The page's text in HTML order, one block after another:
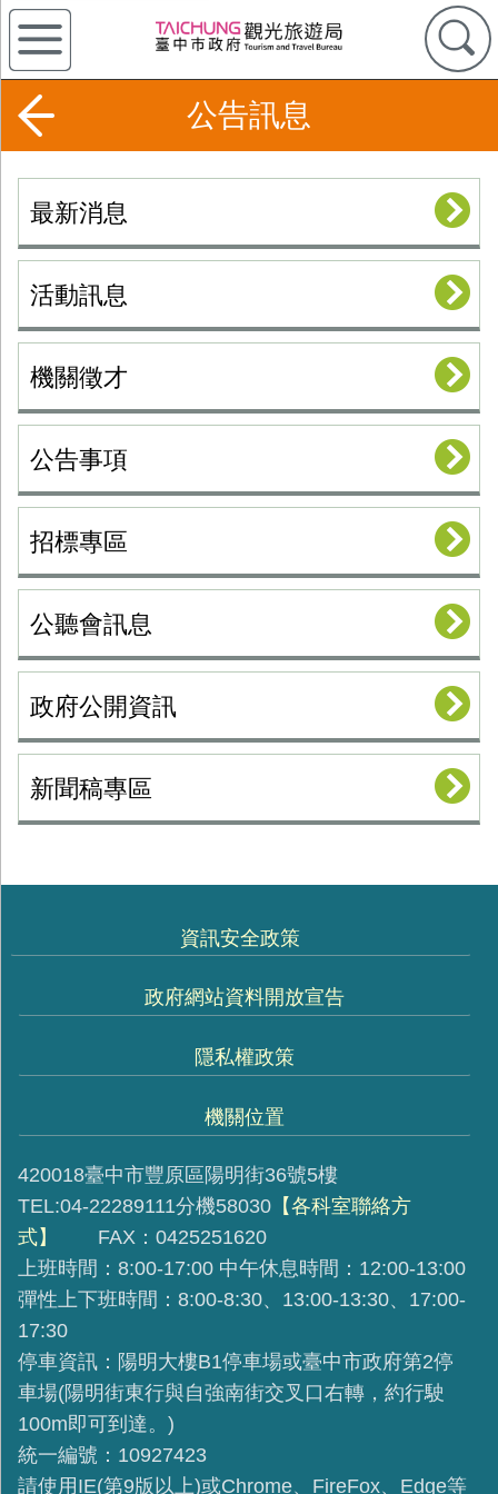
公告訊息
最新消息
活動訊息
機關徵才
公告事項
招標專區
公聽會訊息
政府公開資訊
新聞稿專區
資訊安全政策
政府網站資料開放宣告
隱私權政策
機關位置
420018臺中市豐原區陽明街36號5樓
TEL:04-22289111分機58030 【各科室聯絡方
式】
FAX：0425251620
上班時間：8:00-17:00 中午休息時間：12:00-13:00
彈性上下班時間：8:00-8:30、13:00-13:30、17:00-
17:30
停車資訊：陽明大樓B1停車場或臺中市政府第2停
車場(陽明街東行與自強南街交叉口右轉，約行駛
100m即可到達。)
統一編號：10927423
請使用IE(第9版以上)或Chrome、FireFox、Edge等